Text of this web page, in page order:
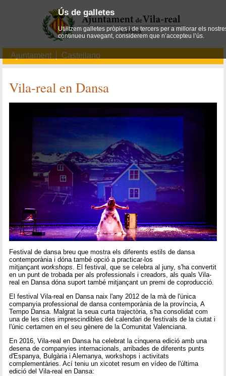
Ajuntament Castellano
Vila-real en Dansa
Festival de dansa breu que mostra els diferents estils de dansa
contemporània i dóna també opció a practicar-los
mitjançantworkshops . El festival, que se celebra al juny, s'ha convertit
en un punt de trobada per als professionals i creadors, als quals Vila-
real en Dansa dóna suport també mitjançant un premi de coproducció.
El festival Vila-real en Dansa naix l'any 2012 de la mà de l'única
companyia professional de dansa contemporània de la província, A
Tempo Dansa. Malgrat la seua curta trajectòria, s'ha consolidat com
una de les cites imprescindibles del calendari de festivals de la ciutat i
l'únic certamen en el seu gènere de la Comunitat Valenciana.
En 2016, Vila-real en Dansa ha celebrat la cinquena edició amb una
desena de companyies internacionals, arribades de diferents punts
d'Espanya, Bulgària i Alemanya, workshops i activitats
complementàries. Ací teniu un xicotet resum en vídeo de l'última
edició del Vila-real en Dansa:
Ús de galletes
Utilitzem galletes pròpies i de tercers per a millorar els
continueu navegant, considerem que n’accepteu l’ús.